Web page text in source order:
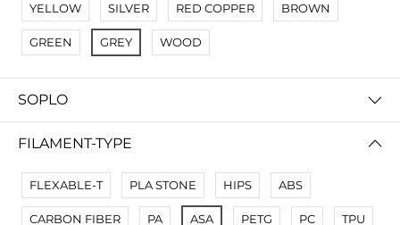
YELLOW SILVER RED COPPER BROWN
GREEN GREY WOOD
SOPLO
FILAMENT-TYPE
FLEXABLE-T PLA STONE HIPS ABS
CARBON FIBER PA ASA PETG PC TPU